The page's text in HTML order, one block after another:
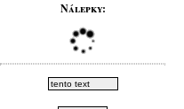
Nálepky: